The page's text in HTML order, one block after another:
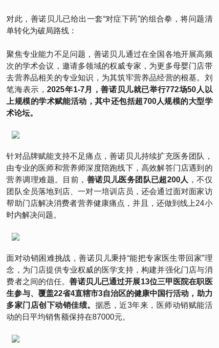
对此，善诺贝儿已给出一套“对症下药”的组合拳，将问题清
单转化为破局路线：
聚焦专业能力不足问题，善诺贝儿通过在全国各地开展高频
次的学术会议，邀请多领域的权威专家，为更多母婴门店带
去营养品相关的专业知识，为其筑牢营养品经营的根基。刘
笔海表示，2025年1-7月，善诺贝儿就已举行772场50人以
上规模的学术赋能活动，其中还包括超700人规模的大型学
术论坛。
针对品牌赋能支持不足痛点，善诺贝儿持续扩充医务团队，
由专业的医师和营养师深度陪跑线下，高效解答门店遇到的
营养调理难题。目前， 善诺贝儿医务团队已超200人 ，不仅
团队全员落地到店、一对一培训店员，还会通过面对面家访
帮助门店解决消费者营养健康痛点，并且，还做到线上24小
时内解决问题。
面对动销困难挑战，善诺贝儿秉持“能把专家医生带回家”理
念，为门店提供专业权威的医学支持，构建并强化门店与消
费者之间的信任。善诺贝儿已通过开展13位三甲医院在职医
生参与、覆盖22省4直辖市3自治区的健康中国行活动，助力
多家门店创下动销佳绩。 据悉，近3年来，医师动销赋能活
动的日平均销售额保持在87000元。